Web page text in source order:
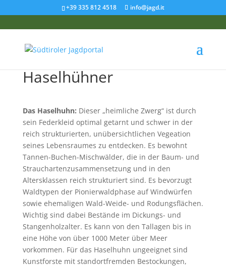
+39 335 812 4518 info@jagd.it
Haselhühner
Das Haselhuhn: Dieser „heimliche Zwerg“ ist durch
sein Federkleid optimal getarnt und schwer in der
reich strukturierten, unübersichtlichen Vegeation
seines Lebensraumes zu entdecken. Es bewohnt
Tannen-Buchen-Mischwälder, die in der Baum- und
Strauchartenzusammensetzung und in den
Altersklassen reich strukturiert sind. Es bevorzugt
Waldtypen der Pionierwaldphase auf Windwürfen
sowie ehemaligen Wald-Weide- und Rodungsflächen.
Wichtig sind dabei Be­stände im Dickungs- und
Stangenholzalter. Es kann von den Tallagen bis in
eine Höhe von über 1000 Meter über Meer
vorkommen. Für das Haselhuhn ungeeignet sind
Kunstforste mit standortfremden Bestockungen,